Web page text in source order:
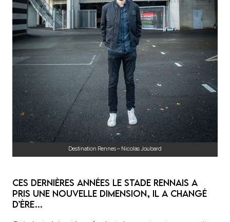
Destination Rennes – Nicolas Joubard
Ces dernières années le Stade Rennais a
pris une nouvelle dimension, il a changé
d’ère…